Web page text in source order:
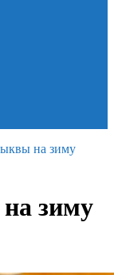
на зиму
зиму